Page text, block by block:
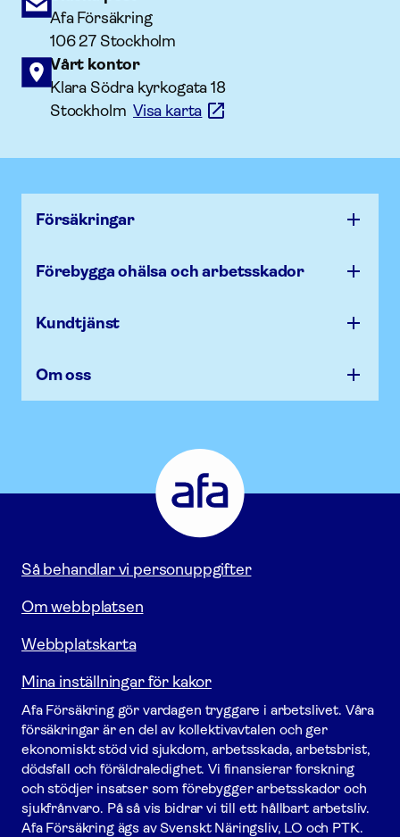
Afa Försäkring
106 27 Stockholm
Vårt kontor
Klara Södra kyrkogata 18
StockholmVisa karta
Försäk­ringar
Förebygga ohälsa och arbets­skador
Kundtjänst
Om oss
Försäkring
Gå
till
startsidan
Så behandlar vi personuppgifter
Om webbplatsen
Webbplatskarta
Mina inställningar för kakor
Afa För­säkring gör vardagen tryggare i arbetslivet. Våra
försäk­ringar är en del av kollektivavtalen och ger
ekonomiskt stöd vid sjukdom, arbetsskada, arbetsbrist,
dödsfall och föräldraledighet. Vi finansierar forskning
och stödjer insatser som förebygger arbets­skador och
sjukfrånvaro. På så vis bidrar vi till ett hållbart arbetsliv.
Afa För­säkring ägs av Svenskt Näringsliv, LO och PTK.